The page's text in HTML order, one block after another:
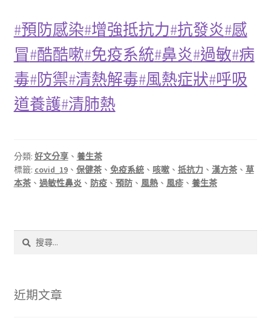
#預防感染#增強抵抗力#抗發炎#感
冒#酷酷嗽#免疫系統#鼻炎#過敏#病
毒#防禦#清熱解毒#風熱症狀#呼吸
道養護#清肺熱
分類: 好文分享、 養生茶
標籤: covid_19、 保健茶、 免疫系統、 咳嗽、 抵抗力、 漢方茶、 草
本茶、 過敏性鼻炎 、 防疫、 預防、 風熱、 風疹、 養生茶
字:
近期文章